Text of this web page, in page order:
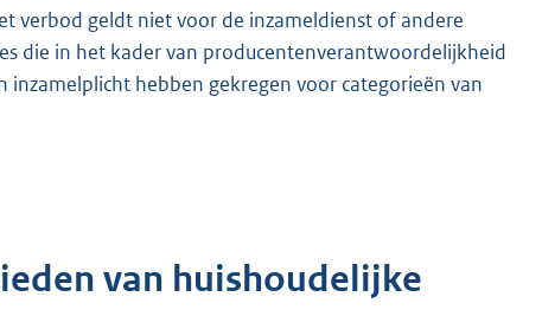
verbod geldt niet voor de inzameldienst of andere
die in het kader van producentenverantwoordelijkheid
hebben gekregen voor categorieën van
van huishoudelijke